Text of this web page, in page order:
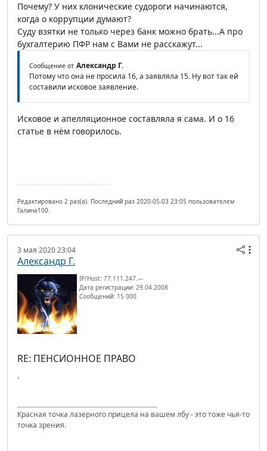
Почему? У них клонические судороги начинаются,
когда о коррупции думают?
Суду взятки не только через банк можно брать...А про
бухгалтерию ПФР нам с Вами не расскажут...
Сообщение от Александр Г.
Потому что она не просила 16, а заявляла 15. Ну вот так ей
составили исковое заявление.
Исковое и апелляционное составляла я сама. И о 16
статье в нём говорилось.
Редактировано 2 раз(а). Последний раз 2020-05-03 23:05 пользователем
Галина100.
3 мая 2020 23:04
Александр Г.
IP/Host: 77.111.247.---
Дата регистрации: 29.04.2008
Сообщений: 15 000
RE: ПЕНСИОННОЕ ПРАВО
.
Красная точка лазерного прицела на вашем лбу - это тоже чья-то
точка зрения.